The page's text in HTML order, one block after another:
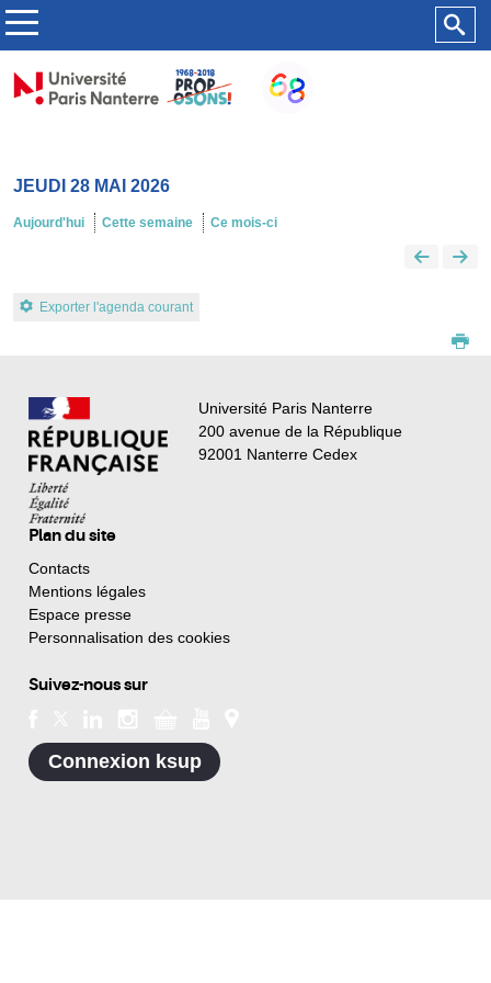
JEUDI 28 MAI 2026
Aujourd'hui Cette semaine Ce mois-ci
Exporter l'agenda courant
Université Paris Nanterre
200 avenue de la République
92001 Nanterre Cedex
Plan du site
Contacts
Mentions légales
Espace presse
Personnalisation des cookies
Suivez-nous sur
Connexion ksup